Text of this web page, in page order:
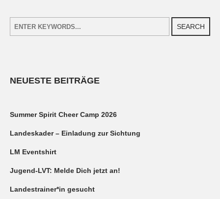
SEARCH
NEUESTE BEITRÄGE
Summer Spirit Cheer Camp 2026
Landeskader – Einladung zur Sichtung
LM Eventshirt
Jugend-LVT: Melde Dich jetzt an!
Landestrainer*in gesucht